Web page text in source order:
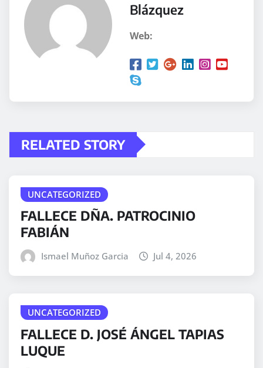
Blázquez
Web:
RELATED STORY
UNCATEGORIZED
FALLECE DÑA. PATROCINIO
FABIÁN
Ismael Muñoz Garcia Jul 4, 2026
UNCATEGORIZED
FALLECE D. JOSÉ ÁNGEL TAPIAS
LUQUE